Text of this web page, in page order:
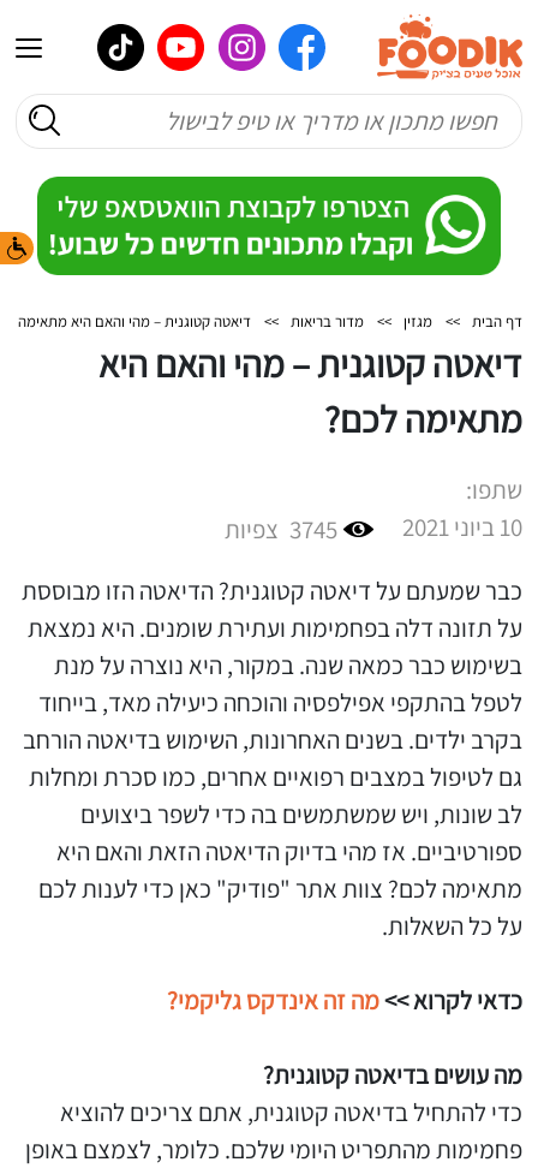
דף הבית >> מגזין >> מדור בריאות >> דיאטה קטוגנית – מהי והאם היא מתאימה
דיאטה קטוגנית – מהי והאם היא
מתאימה לכם?
שתפו:
10 ביוני 2021
3745 צפיות
כבר שמעתם על דיאטה קטוגנית? הדיאטה הזו מבוססת
על תזונה דלה בפחמימות ועתירת שומנים. היא נמצאת
בשימוש כבר כמאה שנה. במקור, היא נוצרה על מנת
לטפל בהתקפי אפילפסיה והוכחה כיעילה מאד, בייחוד
בקרב ילדים. בשנים האחרונות, השימוש בדיאטה הורחב
גם לטיפול במצבים רפואיים אחרים, כמו סכרת ומחלות
לב שונות, ויש שמשתמשים בה כדי לשפר ביצועים
ספורטיביים. אז מהי בדיוק הדיאטה הזאת והאם היא
מתאימה לכם? צוות אתר "פודיק" כאן כדי לענות לכם
על כל השאלות.
כדאי לקרוא >>מה זה אינדקס גליקמי?
מה עושים בדיאטה קטוגנית?
כדי להתחיל בדיאטה קטוגנית, אתם צריכים להוציא
פחמימות מהתפריט היומי שלכם. כלומר, לצמצם באופן